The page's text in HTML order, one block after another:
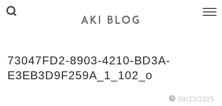
73047FD2-8903-4210-BD3A-
E3EB3D9F259A_1_102_o
09/23/2025